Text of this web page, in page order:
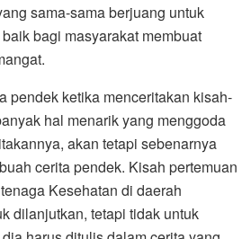
sama-sama berjuang untuk
bagi masyarakat membuat
pendek ketika menceritakan kisah-
hal menarik yang menggoda
akan tetapi sebenarnya
cerita pendek. Kisah pertemuan
Kesehatan di daerah
dilanjutkan, tetapi tidak untuk